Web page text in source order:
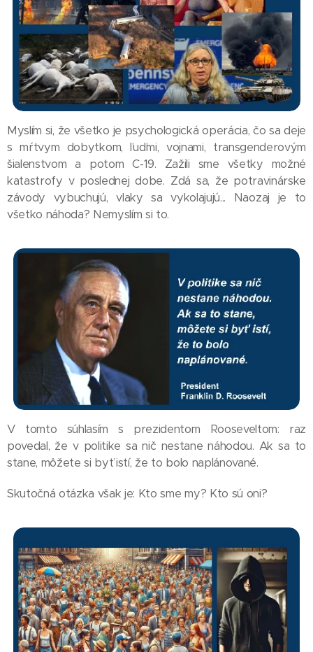
Myslím si, že všetko je psychologická operácia, čo sa deje
s mŕtvym dobytkom, ľuďmi, vojnami, transgenderovým
šialenstvom a potom C-19. Zažili sme všetky možné
katastrofy v poslednej dobe. Zdá sa, že potravinárske
závody vybuchujú, vlaky sa vykolajujú... Naozaj je to
všetko náhoda? Nemyslím si to.
V tomto súhlasím s prezidentom Rooseveltom: raz
povedal, že v politike sa nič nestane náhodou. Ak sa to
stane, môžete si byť istí, že to bolo naplánované.
Skutočná otázka však je: Kto sme my? Kto sú oni?